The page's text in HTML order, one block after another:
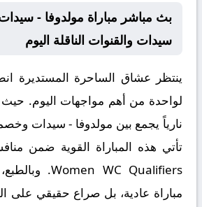
بث مباشر مباراة مولدوفا -
سيدات والقنوات الناقلة اليوم
ينتظر عشاق الساحرة المستديرة
لواحدة من أهم مواجهات اليوم. حيث
نارياً يجمع بين مولدوفا - سيدات
تأتي هذه المباراة القوية ضمن
Women WC Qualifiers
.
مباراة عادية، بل صراع حقيقي على